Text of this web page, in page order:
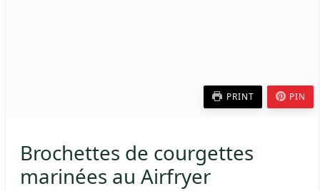
PRINT PIN
Brochettes de courgettes
marinées au Airfryer